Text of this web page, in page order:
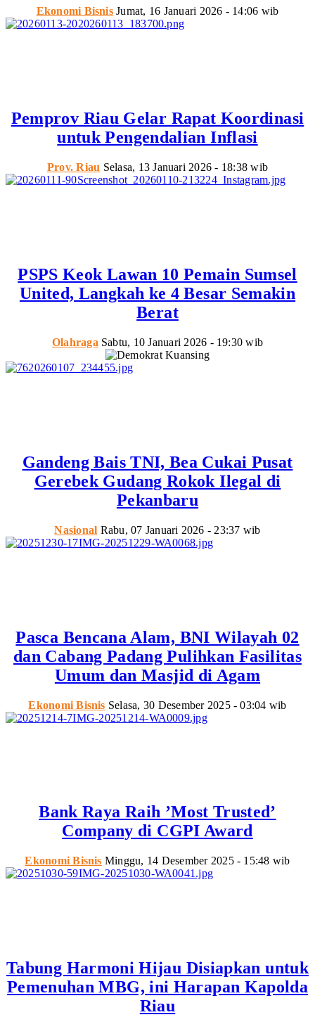
Ekonomi Bisnis Jumat, 16 Januari 2026 - 14:06 wib
Pemprov Riau Gelar Rapat Koordinasi
untuk Pengendalian Inflasi
Prov. Riau Selasa, 13 Januari 2026 - 18:38 wib
PSPS Keok Lawan 10 Pemain Sumsel
United, Langkah ke 4 Besar Semakin
Berat
Olahraga Sabtu, 10 Januari 2026 - 19:30 wib
Gandeng Bais TNI, Bea Cukai Pusat
Gerebek Gudang Rokok Ilegal di
Pekanbaru
Nasional Rabu, 07 Januari 2026 - 23:37 wib
Pasca Bencana Alam, BNI Wilayah 02
dan Cabang Padang Pulihkan Fasilitas
Umum dan Masjid di Agam
Ekonomi Bisnis Selasa, 30 Desember 2025 - 03:04 wib
Bank Raya Raih ’Most Trusted’
Company di CGPI Award
Ekonomi Bisnis Minggu, 14 Desember 2025 - 15:48 wib
Tabung Harmoni Hijau Disiapkan untuk
Pemenuhan MBG, ini Harapan Kapolda
Riau